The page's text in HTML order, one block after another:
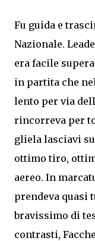
Fu guida e
Nazionale.
era facile
in partita che
lento per via
rincorreva per
gliela lasciavi
ottimo tiro,
aereo. In
prendeva quasi
bravissimo di
contrasti,